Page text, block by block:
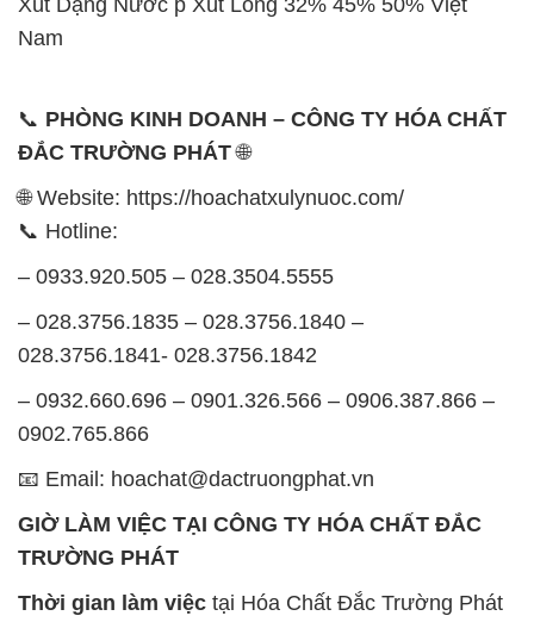
Nam
📞 PHÒNG KINH DOANH – CÔNG TY HÓA CHẤT
ĐẮC TRƯỜNG PHÁT🌐
🌐 Website: https://hoachatxulynuoc.com/
📞 Hotline:
– 0933.920.505 – 028.3504.5555
– 028.3756.1835 – 028.3756.1840 –
028.3756.1841- 028.3756.1842
– 0932.660.696 – 0901.326.566 – 0906.387.866 –
0902.765.866
📧 Email: hoachat@dactruongphat.vn
GIỜ LÀM VIỆC TẠI CÔNG TY HÓA CHẤT ĐẮC
TRƯỜNG PHÁT
Thời gian làm việc tại Hóa Chất Đắc Trường Phát